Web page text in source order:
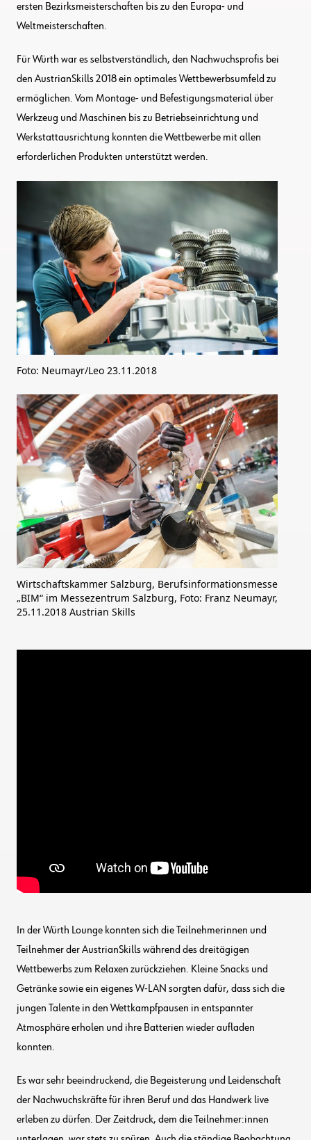
ersten Bezirksmeisterschaften bis zu den Europa- und
Weltmeisterschaften.
Für Würth war es selbstverständlich, den Nachwuchsprofis bei
den AustrianSkills 2018 ein optimales Wettbewerbsumfeld zu
ermöglichen. Vom Montage- und Befestigungsmaterial über
Werkzeug und Maschinen bis zu Betriebseinrichtung und
Werkstattausrichtung konnten die Wettbewerbe mit allen
erforderlichen Produkten unterstützt werden.
Foto: Neumayr/Leo 23.11.2018
Wirtschaftskammer Salzburg, Berufsinformationsmesse
„BIM“ im Messezentrum Salzburg, Foto: Franz Neumayr,
25.11.2018 Austrian Skills
In der Würth Lounge konnten sich die Teilnehmerinnen und
Teilnehmer der AustrianSkills während des dreitägigen
Wettbewerbs zum Relaxen zurückziehen. Kleine Snacks und
Getränke sowie ein eigenes W-LAN sorgten dafür, dass sich die
jungen Talente in den Wettkampfpausen in entspannter
Atmosphäre erholen und ihre Batterien wieder aufladen
konnten.
Es war sehr beeindruckend, die Begeisterung und Leidenschaft
der Nachwuchskräfte für ihren Beruf und das Handwerk live
erleben zu dürfen. Der Zeitdruck, dem die Teilnehmer:innen